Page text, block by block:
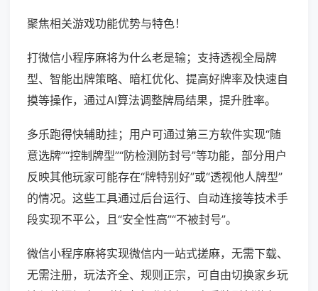
聚焦相关游戏功能优势与特色！
打微信小程序麻将为什么老是输；支持透视全局牌
型、智能出牌策略、暗杠优化、提高好牌率及快速自
摸等操作，通过AI算法调整牌局结果，提升胜率。
多乐跑得快辅助挂；用户可通过第三方软件实现“随
意选牌”“控制牌型”“防检测防封号”等功能，部分用户
反映其他玩家可能存在“牌特别好”或“透视他人牌型”
的情况。这些工具通过后台运行、自动连接等技术手
段实现不平公，且“安全性高”“不被封号”。
微信小程序麻将实现微信内一站式搓麻，无需下载、
无需注册，玩法齐全、规则正宗，可自由切换家乡玩